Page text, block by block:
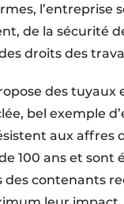
l’entreprise
de la sécurité
droits des
des tuyaux
bel exemple
aux affres
100 ans et sont
des contenants